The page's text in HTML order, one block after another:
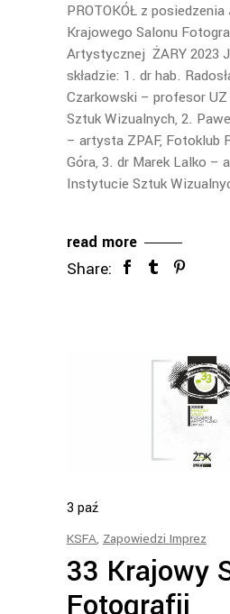
PROTOKÓŁ z
Krajowego Salonu
Artystycznej ŻARY 2023
składzie: 1. dr hab.
Czarkowski – profesor
Sztuk Wizualnych, 2.
– artysta ZPAF, Fotoklub
Góra, 3. dr Marek Lalko –
Instytucie Sztuk
read more
Share:
3 paź
KSFA, Zapowiedzi Imprez
33 Krajowy